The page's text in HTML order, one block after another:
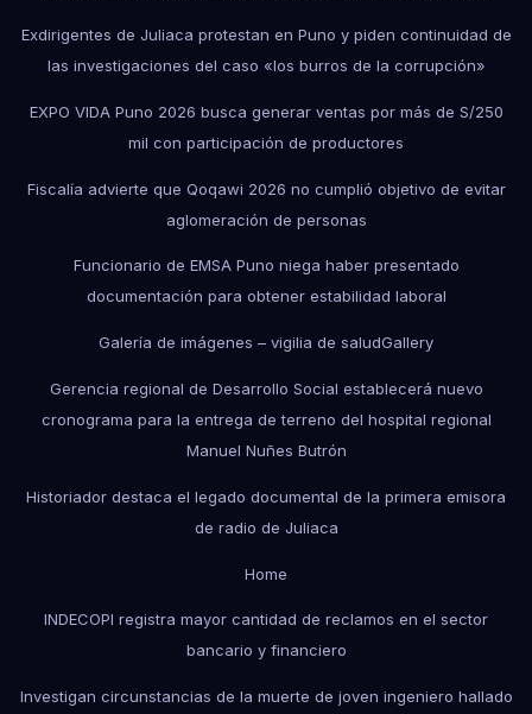
Exdirigentes de Juliaca protestan en Puno y piden continuidad de
las investigaciones del caso «los burros de la corrupción»
EXPO VIDA Puno 2026 busca generar ventas por más de S/250
mil con participación de productores
Fiscalía advierte que Qoqawi 2026 no cumplió objetivo de evitar
aglomeración de personas
Funcionario de EMSA Puno niega haber presentado
documentación para obtener estabilidad laboral
Galería de imágenes – vigilia de saludGallery
Gerencia regional de Desarrollo Social establecerá nuevo
cronograma para la entrega de terreno del hospital regional
Manuel Nuñes Butrón
Historiador destaca el legado documental de la primera emisora
de radio de Juliaca
Home
INDECOPI registra mayor cantidad de reclamos en el sector
bancario y financiero
Investigan circunstancias de la muerte de joven ingeniero hallado